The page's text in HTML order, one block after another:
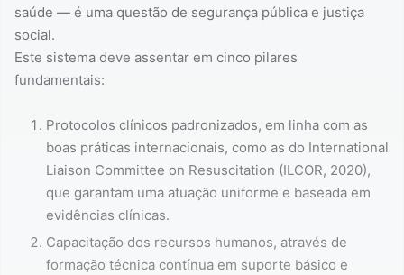
saúde — é uma questão de segurança pública e justiça
social.
Este sistema deve assentar em cinco pilares
fundamentais:
Protocolos clínicos padronizados, em linha com as
boas práticas internacionais, como as do International
Liaison Committee on Resuscitation (ILCOR, 2020),
que garantam uma atuação uniforme e baseada em
evidências clínicas.
Capacitação dos recursos humanos, através de
formação técnica contínua em suporte básico e